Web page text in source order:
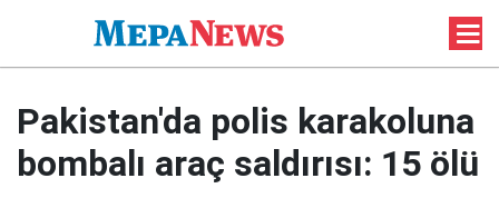
Pakistan'da polis karakoluna
bombalı araç saldırısı: 15 ölü